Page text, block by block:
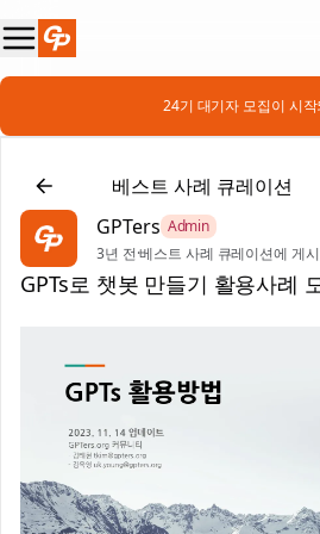
📣 24기 대기자 모집이 시
🏆베스트 사례 큐레이션
GPTers Admin
3년 전·베스트 사례 큐레이션에 게
GPTs로 챗봇 만들기 활용사례